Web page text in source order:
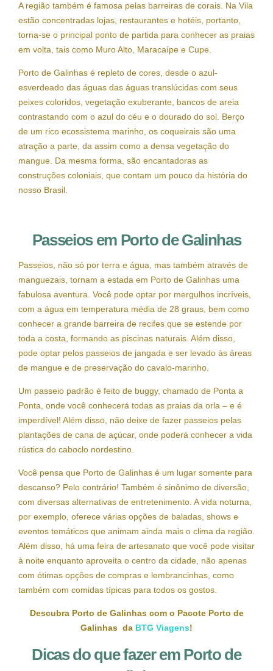
A região também é famosa pelas barreiras de corais. Na Vila
estão concentradas lojas, restaurantes e hotéis, portanto,
torna-se o principal ponto de partida para conhecer as praias
em volta, tais como Muro Alto, Maracaípe e Cupe.
Porto de Galinhas é repleto de cores, desde o azul-
esverdeado das águas das águas translúcidas com seus
peixes coloridos, vegetação exuberante, bancos de areia
contrastando com o azul do céu e o dourado do sol. Berço
de um rico ecossistema marinho, os coqueirais são uma
atração a parte, da assim como a densa vegetação do
mangue. Da mesma forma, são encantadoras as
construções coloniais, que contam um pouco da história do
nosso Brasil.
Passeios em Porto de Galinhas
Passeios, não só por terra e água, mas também através de
manguezais, tornam a estada em Porto de Galinhas uma
fabulosa aventura. Você pode optar por mergulhos incríveis,
com a água em temperatura média de 28 graus, bem como
conhecer a grande barreira de recifes que se estende por
toda a costa, formando as piscinas naturais. Além disso,
pode optar pelos passeios de jangada e ser levado às áreas
de mangue e de preservação do cavalo-marinho.
Um passeio padrão é feito de buggy, chamado de Ponta a
Ponta, onde você conhecerá todas as praias da orla – e é
imperdível! Além disso, não deixe de fazer passeios pelas
plantações de cana de açúcar, onde poderá conhecer a vida
rústica do caboclo nordestino.
Você pensa que Porto de Galinhas é um lugar somente para
descanso? Pelo contrário! Também é sinônimo de diversão,
com diversas alternativas de entretenimento. A vida noturna,
por exemplo, oferece várias opções de baladas, shows e
eventos temáticos que animam ainda mais o clima da região.
Além disso, há uma feira de artesanato que você pode visitar
à noite enquanto aproveita o centro da cidade, não apenas
com ótimas opções de compras e lembrancinhas, como
também com comidas típicas para todos os gostos.
Descubra Porto de Galinhas com o Pacote Porto de
Galinhas da BTG Viagens!
Dicas do que fazer em Porto de